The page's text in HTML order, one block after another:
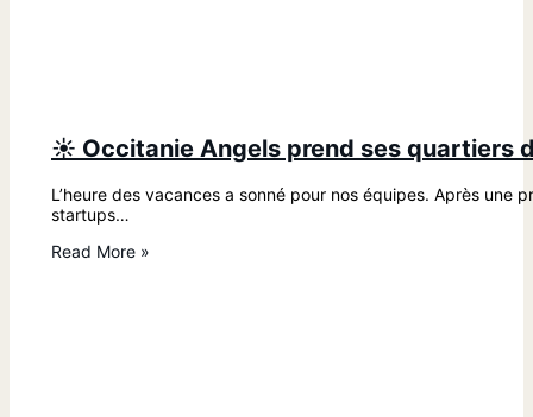
☀️ Occitanie Angels prend ses quartiers
L’heure des vacances a sonné pour nos équipes. Après une
startups…
Read More »